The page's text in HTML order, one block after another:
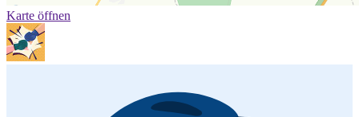
Karte öffnen